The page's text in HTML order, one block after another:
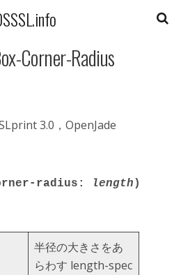
Corner-Radius
3.0，OpenJade
radius: length )
半径の大きさをあ
らわす length-spec